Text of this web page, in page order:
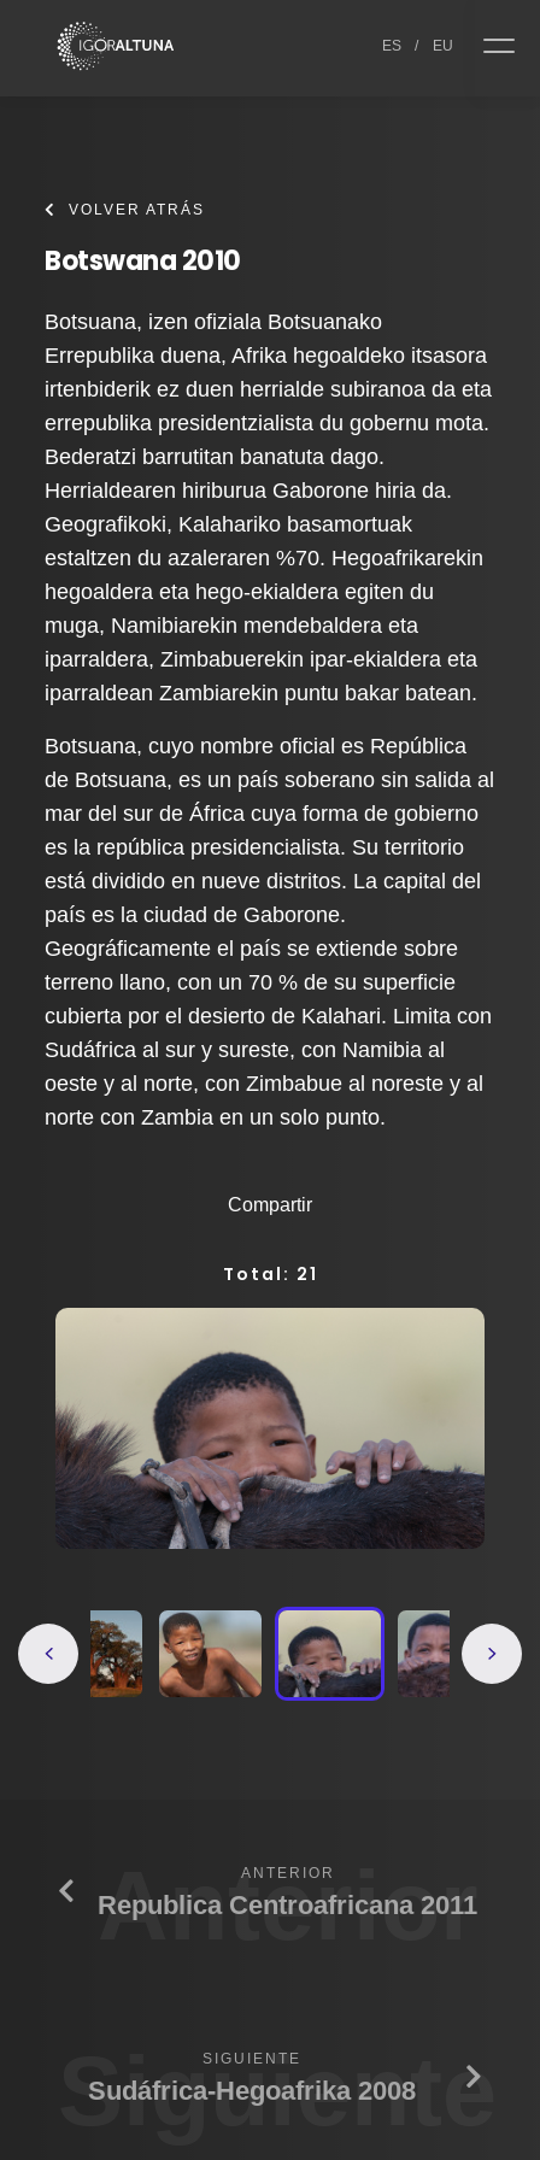
ES / EU
VOLVER ATRÁS
Botswana 2010
Botsuana, izen ofiziala Botsuanako
Errepublika duena, Afrika hegoaldeko itsasora
irtenbiderik ez duen herrialde subiranoa da eta
errepublika presidentzialista du gobernu mota.
Bederatzi barrutitan banatuta dago.
Herrialdearen hiriburua Gaborone hiria da.
Geografikoki, Kalahariko basamortuak
estaltzen du azaleraren %70. Hegoafrikarekin
hegoaldera eta hego-ekialdera egiten du
muga, Namibiarekin mendebaldera eta
iparraldera, Zimbabuerekin ipar-ekialdera eta
iparraldean Zambiarekin puntu bakar batean.
Botsuana, cuyo nombre oficial es República
de Botsuana, es un país soberano sin salida al
mar del sur de África cuya forma de gobierno
es la república presidencialista. Su territorio
está dividido en nueve distritos. La capital del
país es la ciudad de Gaborone.
Geográficamente el país se extiende sobre
terreno llano, con un 70 % de su superficie
cubierta por el desierto de Kalahari. Limita con
Sudáfrica al sur y sureste, con Namibia al
oeste y al norte, con Zimbabue al noreste y al
norte con Zambia en un solo punto.
Compartir
Total: 21
Anterior
ANTERIOR
Republica Centroafricana 2011
Siguiente
SIGUIENTE
Sudáfrica-Hegoafrika 2008